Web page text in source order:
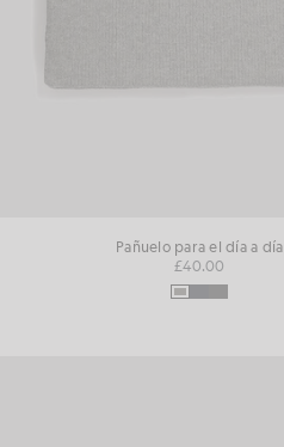
Pañuelo para el día a día
£40.00